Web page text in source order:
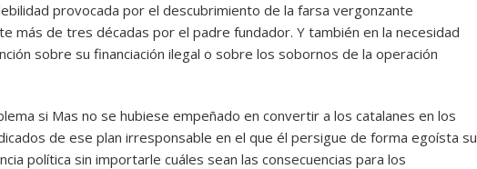
provocada por el descubrimiento de la farsa vergonzante
más de tres décadas por el padre fundador. Y también en la necesidad
sobre su financiación ilegal o sobre los sobornos de la operación
si Mas no se hubiese empeñado en convertir a los catalanes en los
de ese plan irresponsable en el que él persigue de forma egoísta su
política sin importarle cuáles sean las consecuencias para los